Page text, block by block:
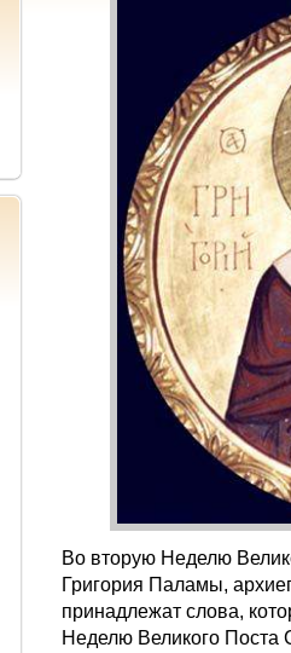
Во вторую Неделю
Григория Паламы,
принадлежат слова,
Неделю Великого Поста